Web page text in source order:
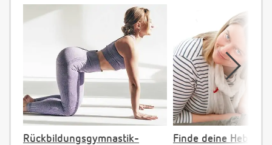
Rückbildungsgymnastik-
Finde deine